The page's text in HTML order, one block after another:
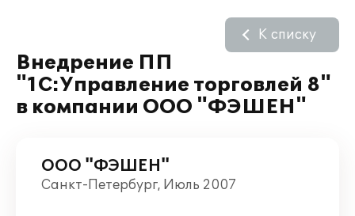
Внедрение ПП
"1С:Управление торговлей 8"
в компании ООО "ФЭШЕН"
К списку
ООО "ФЭШЕН"
Санкт-Петербург, Июль 2007